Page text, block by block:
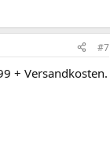
#7
+ Versandkosten.